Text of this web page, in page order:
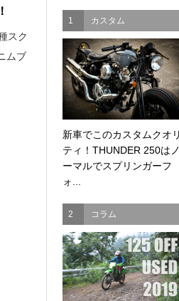
スク
ムブ
1 カスタム
新車でこのカスタムクオリ
ティ！THUNDER 250はノ
ーマルでスプリンガーフ
ォ...
2 コラム